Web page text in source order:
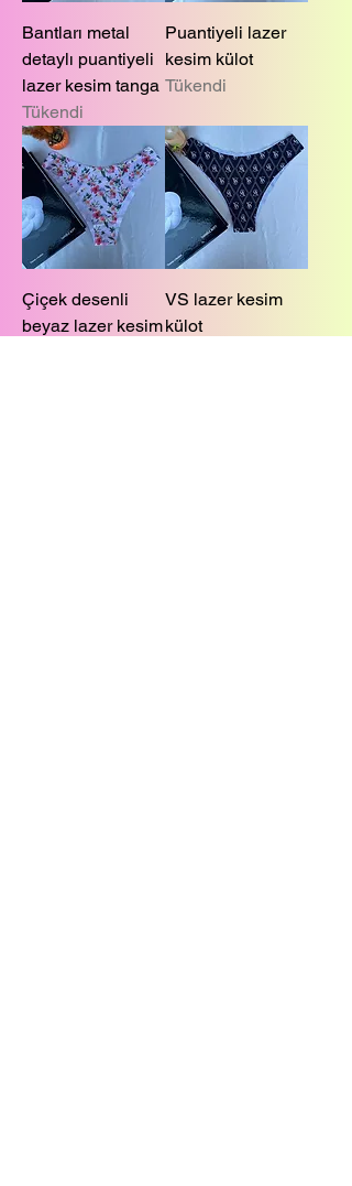
Bantları metal
detaylı puantiyeli
lazer kesim tanga
Tükendi
Puantiyeli lazer
kesim külot
Tükendi
Çiçek desenli
beyaz lazer kesim
VS lazer kesim
külot